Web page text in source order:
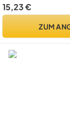
15,23 €
ZUM